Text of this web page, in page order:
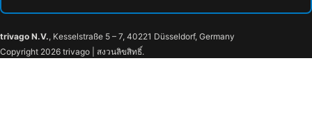
trivago N.V., Kesselstraße 5 – 7, 40221 Düsseldorf, Germany
Copyright 2026 trivago | สงวนลิขสิทธิ์.